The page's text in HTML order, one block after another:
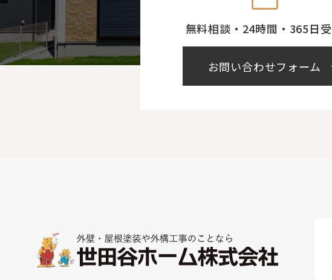
無料相談・24時間・365日
お問い合わせフォーム